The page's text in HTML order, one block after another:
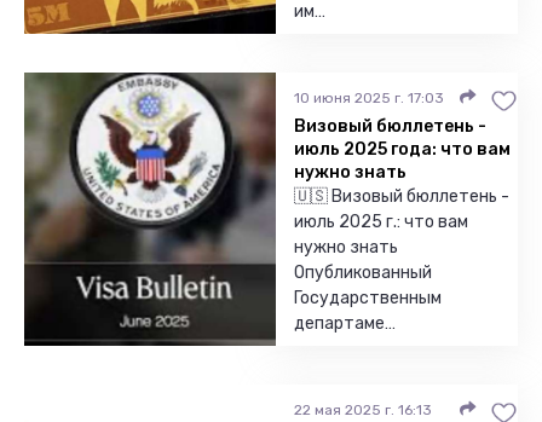
им…
10 июня 2025 г. 17:03
Визовый бюллетень -
июль 2025 года: что вам
нужно знать
🇺🇸 Визовый бюллетень -
июль 2025 г.: что вам
нужно знать
Опубликованный
Государственным
департаме…
22 мая 2025 г. 16:13